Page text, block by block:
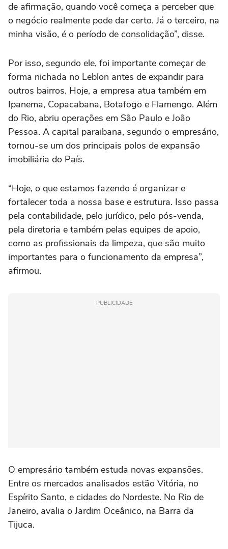
de afirmação, quando você começa a perceber que
o negócio realmente pode dar certo. Já o terceiro, na
minha visão, é o período de consolidação”, disse.
Por isso, segundo ele, foi importante começar de
forma nichada no Leblon antes de expandir para
outros bairros. Hoje, a empresa atua também em
Ipanema, Copacabana, Botafogo e Flamengo. Além
do Rio, abriu operações em São Paulo e João
Pessoa. A capital paraibana, segundo o empresário,
tornou-se um dos principais polos de expansão
imobiliária do País.
“Hoje, o que estamos fazendo é organizar e
fortalecer toda a nossa base e estrutura. Isso passa
pela contabilidade, pelo jurídico, pelo pós-venda,
pela diretoria e também pelas equipes de apoio,
como as profissionais da limpeza, que são muito
importantes para o funcionamento da empresa”,
afirmou.
PUBLICIDADE
O empresário também estuda novas expansões.
Entre os mercados analisados estão Vitória, no
Espírito Santo, e cidades do Nordeste. No Rio de
Janeiro, avalia o Jardim Oceânico, na Barra da
Tijuca.